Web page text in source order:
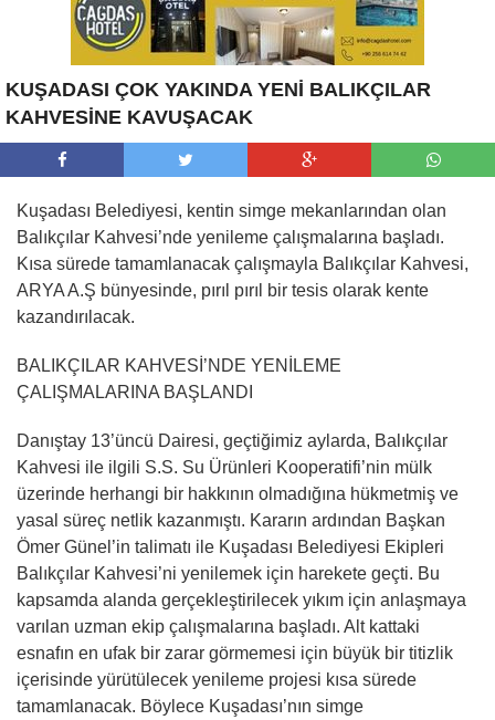
KUŞADASI ÇOK YAKINDA YENİ BALIKÇILAR
KAHVESİNE KAVUŞACAK
Kuşadası Belediyesi, kentin simge mekanlarından olan
Balıkçılar Kahvesi’nde yenileme çalışmalarına başladı.
Kısa sürede tamamlanacak çalışmayla Balıkçılar Kahvesi,
ARYA A.Ş bünyesinde, pırıl pırıl bir tesis olarak kente
kazandırılacak.
BALIKÇILAR KAHVESİ’NDE YENİLEME
ÇALIŞMALARINA BAŞLANDI
Danıştay 13’üncü Dairesi, geçtiğimiz aylarda, Balıkçılar
Kahvesi ile ilgili S.S. Su Ürünleri Kooperatifi’nin mülk
üzerinde herhangi bir hakkının olmadığına hükmetmiş ve
yasal süreç netlik kazanmıştı. Kararın ardından Başkan
Ömer Günel’in talimatı ile Kuşadası Belediyesi Ekipleri
Balıkçılar Kahvesi’ni yenilemek için harekete geçti. Bu
kapsamda alanda gerçekleştirilecek yıkım için anlaşmaya
varılan uzman ekip çalışmalarına başladı. Alt kattaki
esnafın en ufak bir zarar görmemesi için büyük bir titizlik
içerisinde yürütülecek yenileme projesi kısa sürede
tamamlanacak. Böylece Kuşadası’nın simge